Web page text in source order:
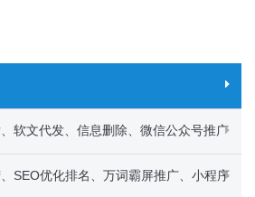
软文代发、信息删除、微信公众号推广
SEO优化排名、万词霸屏推广、小程序